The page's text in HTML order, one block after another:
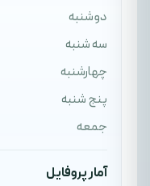
دوشنبه
سه شنبه
چهارشنبه
پنج شنبه
جمعه
آمار پروفایل